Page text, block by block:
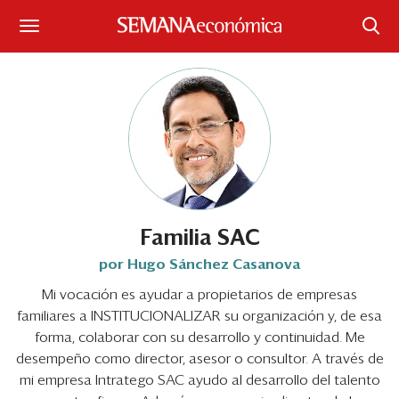
¿Qué está pasando?
Sectores y Empresas
Management
Economía y Finanzas
Legal y Política
Familia SAC
por Hugo Sánchez Casanova
Mi vocación es ayudar a propietarios de empresas
familiares a INSTITUCIONALIZAR su organización y, de esa
forma, colaborar con su desarrollo y continuidad. Me
desempeño como director, asesor o consultor. A través de
mi empresa Intratego SAC ayudo al desarrollo del talento